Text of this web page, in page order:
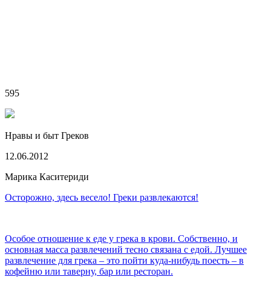
595
Нравы и быт Греков
12.06.2012
Марика Каситериди
Осторожно, здесь весело! Греки развлекаются!
Особое отношение к еде у грека в крови. Собственно, и
основная масса развлечений тесно связана с едой. Лучшее
развлечение для грека – это пойти куда-нибудь поесть – в
кофейню или таверну, бар или ресторан.